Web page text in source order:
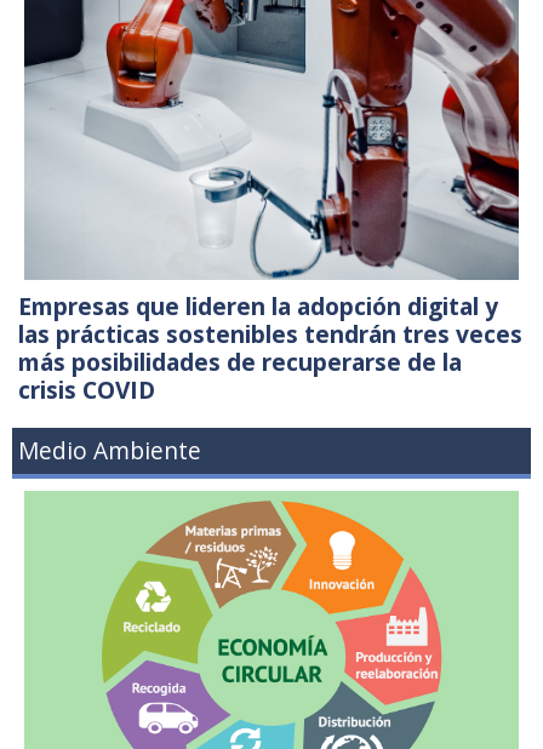
Empresas que lideren la adopción digital y
las prácticas sostenibles tendrán tres veces
más posibilidades de recuperarse de la
crisis COVID
Medio Ambiente